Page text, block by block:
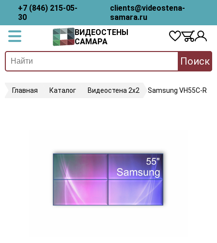
+7 (846) 215-05-
30
clients@videostena-
samara.ru
ВИДЕОСТЕНЫ
САМАРА
Поиск
Главная Каталог Видеостена 2x2 Samsung VH55C-R